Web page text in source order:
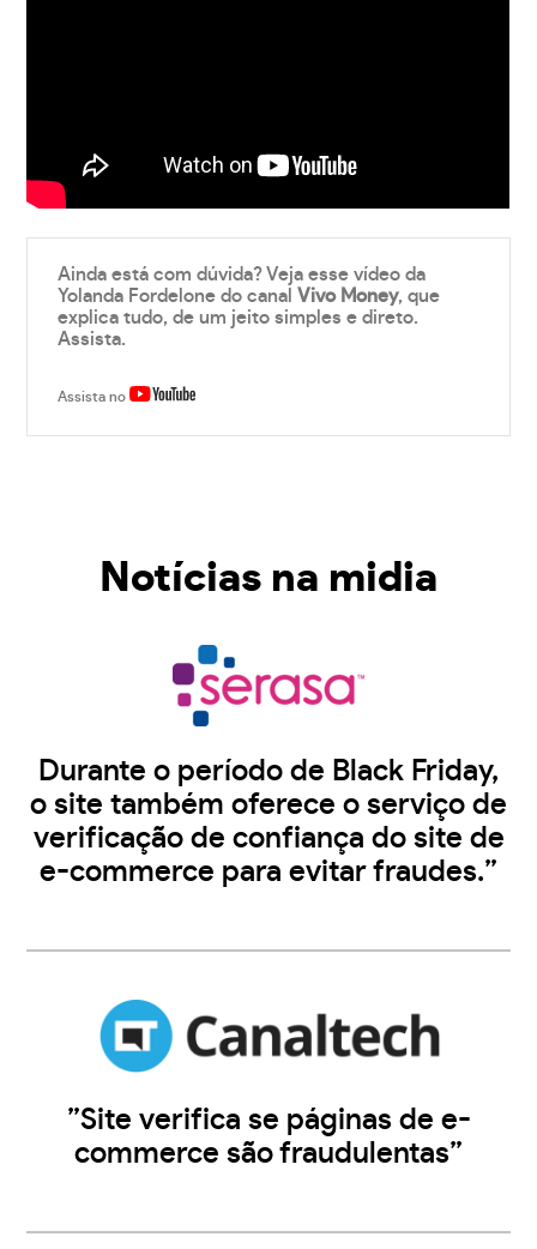
Ainda está com dúvida? Veja esse vídeo da
Yolanda Fordelone do canalVivo Money, que
explica tudo, de um jeito simples e direto.
Assista.
Assista no
Notícias na midia
Durante o período de Black Friday,
o site também oferece o serviço de
verificação de confiança do site de
e-commerce para evitar fraudes.”
”Site verifica se páginas de e-
commerce são fraudulentas”